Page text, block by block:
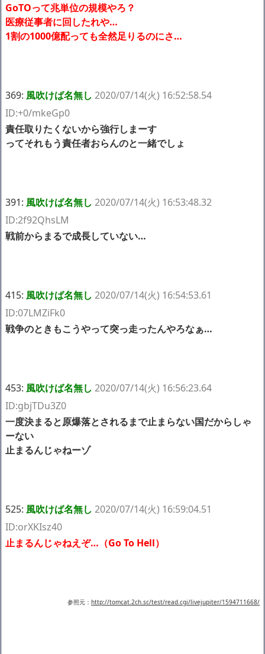
GoTOって兆単位の規模やろ？
医療従事者に回したれや…
1割の1000億配っても全然足りるのにさ…
369: 風吹けば名無し 2020/07/14(火) 16:52:58.54
ID:+0/mkeGp0
責任取りたくないから強行しまーす
ってそれもう責任者おらんのと一緒でしょ
391: 風吹けば名無し 2020/07/14(火) 16:53:48.32
ID:2f92QhsLM
戦前からまるで成長していない…
415: 風吹けば名無し 2020/07/14(火) 16:54:53.61
ID:07LMZiFk0
戦争のときもこうやって突っ走ったんやろなぁ…
453: 風吹けば名無し 2020/07/14(火) 16:56:23.64
ID:gbjTDu3Z0
一度決まると原爆落とされるまで止まらない国だからしゃ
ーない
止まるんじゃねーゾ
525: 風吹けば名無し 2020/07/14(火) 16:59:04.51
ID:orXKIsz40
止まるんじゃねえぞ…（Go To Hell）
参照元： http://tomcat.2ch.sc/test/read.cgi/livejupiter/1594711668/